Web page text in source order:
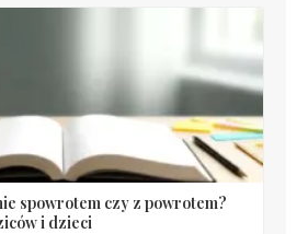
spowrotem czy z powrotem?
i dzieci